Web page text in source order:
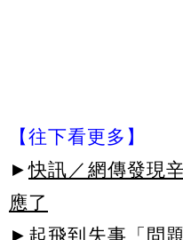
【往下看更多】
►快訊／網傳發現
應了
► 起飛到失事「問